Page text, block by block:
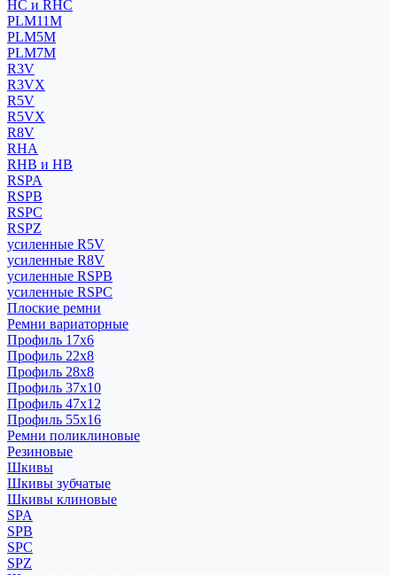
HC и RHC
PLM11M
PLM5M
PLM7M
R3V
R3VX
R5V
R5VX
R8V
RHA
RHB и HB
RSPA
RSPB
RSPC
RSPZ
усиленные R5V
усиленные R8V
усиленные RSPB
усиленные RSPC
Плоские ремни
Ремни вариаторные
Профиль 17x6
Профиль 22x8
Профиль 28x8
Профиль 37x10
Профиль 47x12
Профиль 55x16
Ремни поликлиновые
Резиновые
Шкивы
Шкивы зубчатые
Шкивы клиновые
SPA
SPB
SPC
SPZ